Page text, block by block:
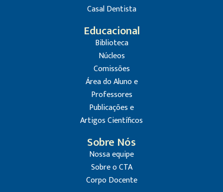
Casal Dentista
Educacional
Biblioteca
Núcleos
Comissões
Área do Aluno e
Professores
Publicações e
Artigos Científicos
Sobre Nós
Nossa equipe
Sobre o CTA
Corpo Docente